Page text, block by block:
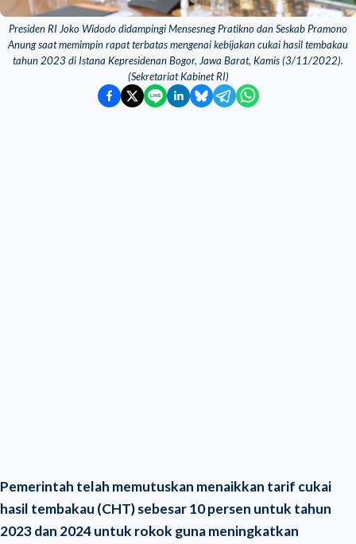
Presiden RI Joko Widodo didampingi Mensesneg Pratikno dan Seskab Pramono
Anung saat memimpin rapat terbatas mengenai kebijakan cukai hasil tembakau
tahun 2023 di Istana Kepresidenan Bogor, Jawa Barat, Kamis (3/11/2022).
(Sekretariat Kabinet RI)
Pemerintah telah memutuskan menaikkan tarif cukai
hasil tembakau (CHT) sebesar 10 persen untuk tahun
2023 dan 2024 untuk rokok guna meningkatkan